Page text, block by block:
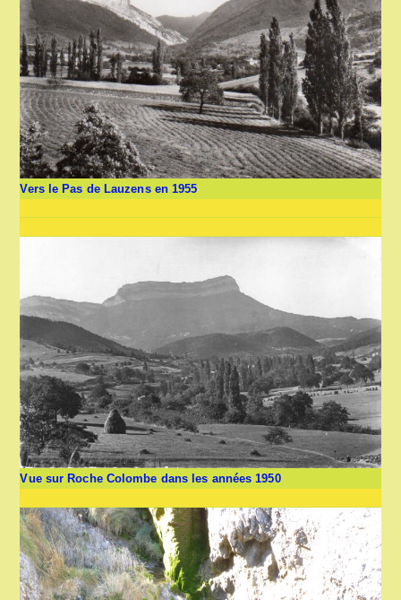
Vers le Pas de Lauzens en 1955
Vue sur Roche Colombe dans les années 1950